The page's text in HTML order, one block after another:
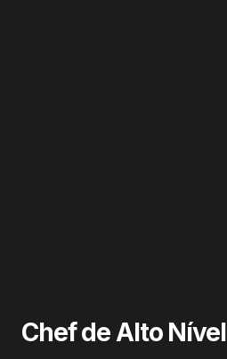
Chef de Alto Nível